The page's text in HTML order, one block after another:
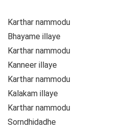
Karthar nammodu
Bhayame illaye
Karthar nammodu
Kanneer illaye
Karthar nammodu
Kalakam illaye
Karthar nammodu
Sorndhidadhe